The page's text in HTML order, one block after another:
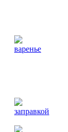
варенье
заправкой